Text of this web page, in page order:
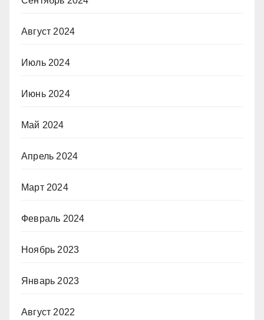
Август 2024
Июль 2024
Июнь 2024
Май 2024
Апрель 2024
Март 2024
Февраль 2024
Ноябрь 2023
Январь 2023
Август 2022